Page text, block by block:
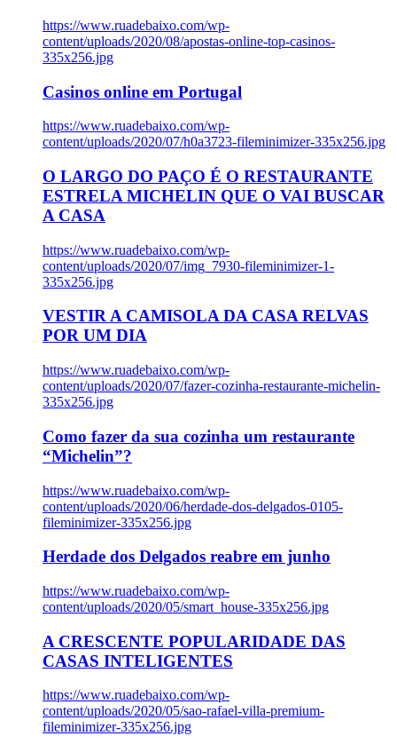
https://www.ruadebaixo.com/wp-
content/uploads/2020/08/apostas-online-top-casinos-
335x256.jpg
Casinos online em Portugal
https://www.ruadebaixo.com/wp-
content/uploads/2020/07/h0a3723-fileminimizer-335x256.jpg
O LARGO DO PAÇO É O RESTAURANTE
ESTRELA MICHELIN QUE O VAI BUSCAR
A CASA
https://www.ruadebaixo.com/wp-
content/uploads/2020/07/img_7930-fileminimizer-1-
335x256.jpg
VESTIR A CAMISOLA DA CASA RELVAS
POR UM DIA
https://www.ruadebaixo.com/wp-
content/uploads/2020/07/fazer-cozinha-restaurante-michelin-
335x256.jpg
Como fazer da sua cozinha um restaurante
“Michelin”?
https://www.ruadebaixo.com/wp-
content/uploads/2020/06/herdade-dos-delgados-0105-
fileminimizer-335x256.jpg
Herdade dos Delgados reabre em junho
https://www.ruadebaixo.com/wp-
content/uploads/2020/05/smart_house-335x256.jpg
A CRESCENTE POPULARIDADE DAS
CASAS INTELIGENTES
https://www.ruadebaixo.com/wp-
content/uploads/2020/05/sao-rafael-villa-premium-
fileminimizer-335x256.jpg